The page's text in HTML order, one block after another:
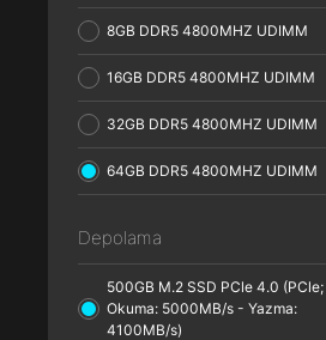
8GB DDR5 4800MHZ UDIMM
16GB DDR5 4800MHZ UDIMM
32GB DDR5 4800MHZ UDIMM
64GB DDR5 4800MHZ UDIMM
Depolama
500GB M.2 SSD PCle 4.0 (PCle;
Okuma: 5000MB/s - Yazma:
4100MB/s)